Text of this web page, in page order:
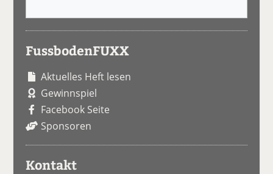
FussbodenFUXX
Aktuelles Heft lesen
Gewinnspiel
Facebook Seite
Sponsoren
Kontakt